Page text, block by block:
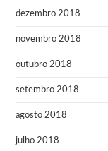
dezembro 2018
novembro 2018
outubro 2018
setembro 2018
agosto 2018
julho 2018